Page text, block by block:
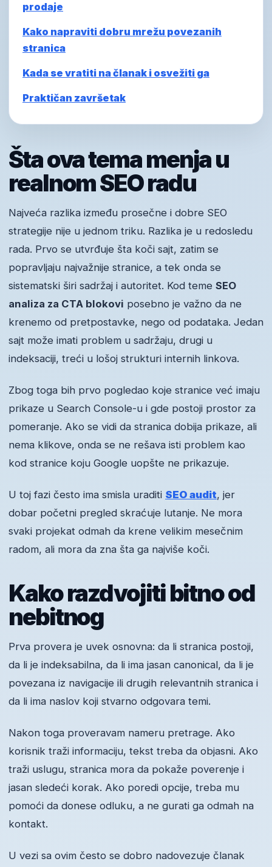
prodaje
Kako napraviti dobru mrežu povezanih
stranica
Kada se vratiti na članak i osvežiti ga
Praktičan završetak
Šta ova tema menja u
realnom SEO radu
Najveća razlika između prosečne i dobre SEO
strategije nije u jednom triku. Razlika je u redosledu
rada. Prvo se utvrđuje šta koči sajt, zatim se
popravljaju najvažnije stranice, a tek onda se
sistematski širi sadržaj i autoritet. Kod teme SEO
analiza za CTA blokovi posebno je važno da ne
krenemo od pretpostavke, nego od podataka. Jedan
sajt može imati problem u sadržaju, drugi u
indeksaciji, treći u lošoj strukturi internih linkova.
Zbog toga bih prvo pogledao koje stranice već imaju
prikaze u Search Console-u i gde postoji prostor za
pomeranje. Ako se vidi da stranica dobija prikaze, ali
nema klikove, onda se ne rešava isti problem kao
kod stranice koju Google uopšte ne prikazuje.
U toj fazi često ima smisla uraditi SEO audit, jer
dobar početni pregled skraćuje lutanje. Ne mora
svaki projekat odmah da krene velikim mesečnim
radom, ali mora da zna šta ga najviše koči.
Kako razdvojiti bitno od
nebitnog
Prva provera je uvek osnovna: da li stranica postoji,
da li je indeksabilna, da li ima jasan canonical, da li je
povezana iz navigacije ili drugih relevantnih stranica i
da li ima naslov koji stvarno odgovara temi.
Nakon toga proveravam nameru pretrage. Ako
korisnik traži informaciju, tekst treba da objasni. Ako
traži uslugu, stranica mora da pokaže poverenje i
jasan sledeći korak. Ako poredi opcije, treba mu
pomoći da donese odluku, a ne gurati ga odmah na
kontakt.
U vezi sa ovim često se dobro nadovezuje članak